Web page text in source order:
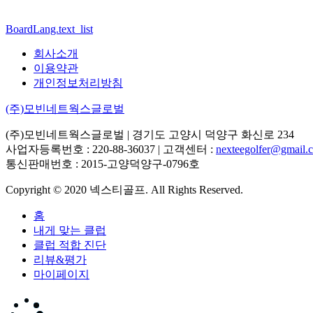
BoardLang.text_list
회사소개
이용약관
개인정보처리방침
(주)모빈네트웍스글로벌
(주)모빈네트웍스글로벌 | 경기도 고양시 덕양구 화신로 234
사업자등록번호 : 220-88-36037 | 고객센터 :
통신판매번호 : 2015-고양덕양구-0796호
Copyright © 2020 넥스티골프. All Rights Reserved.
홈
내게 맞는 클럽
클럽 적합 진단
리뷰&평가
마이페이지